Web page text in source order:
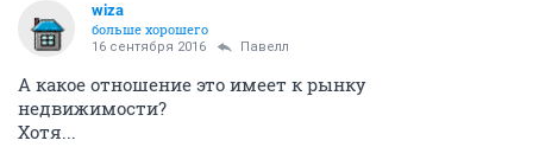
wiza
больше хорошего
16 сентября 2016 Павелл
А какое отношение это имеет к рынку
недвижимости?
Хотя...